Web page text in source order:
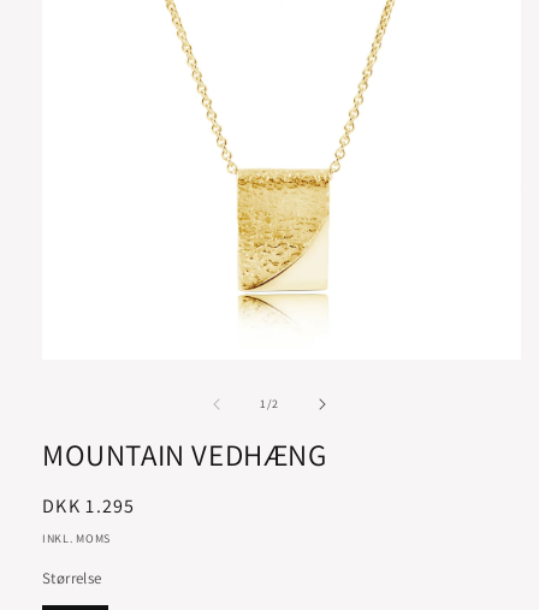
1/af2
MOUNTAIN VEDHÆNG
Normalpris
DKK 1.295
INKL. MOMS
Størrelse